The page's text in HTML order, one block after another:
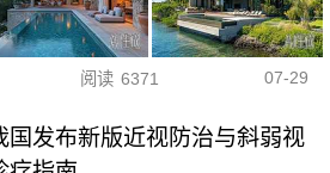
阅读 6371 07-29
国发布新版近视防治与斜弱视